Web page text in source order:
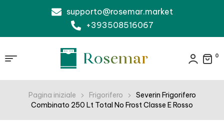
supporto@rosemar.market
+393508516067
0
Pagina iniziale Frigorifero
Severin Frigorifero
Combinato 250 Lt Total No Frost Classe E Rosso